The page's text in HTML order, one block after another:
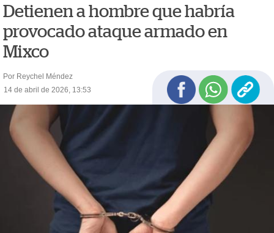
Detienen a hombre que habría
provocado ataque armado en
Mixco
Por Reychel Méndez
14 de abril de 2026, 13:53